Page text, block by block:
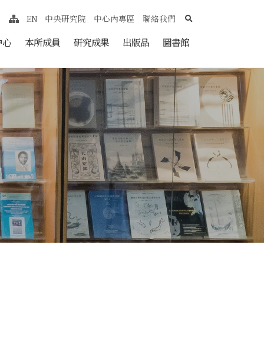
心 本所成員 研究成果 出版品 圖書館
網站導覽
EN 中央研究院 中心內專區 聯絡我們 search